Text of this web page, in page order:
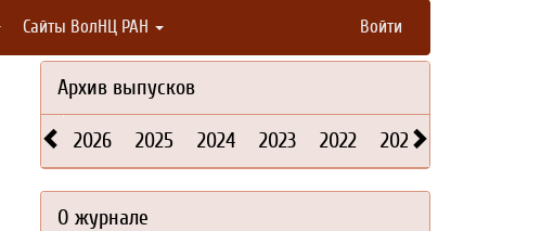
Сайты ВолНЦ РАН Войти
Архив выпусков
2026 2025 2024 2023 2022 2021
О журнале